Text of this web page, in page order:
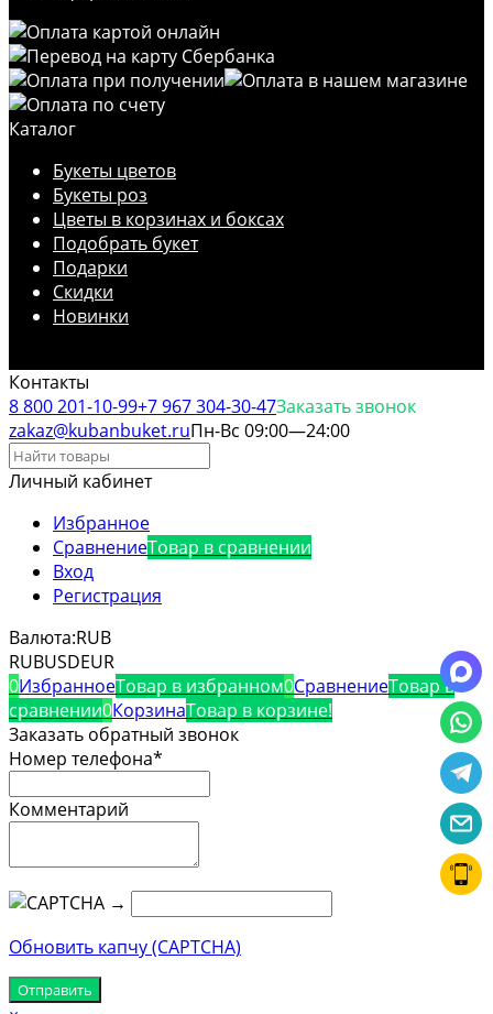
Каталог
Букеты цветов
Букеты роз
Цветы в корзинах и боксах
Подобрать букет
Подарки
Скидки
Новинки
Контакты
8 800 201-10-99+7 967 304-30-47Заказать звонок
zakaz@kubanbuket.ruПн-Вс 09:00—24:00
Личный кабинет
Избранное
СравнениеТовар в сравнении
Вход
Регистрация
Валюта:RUB
RUBUSDEUR
0ИзбранноеТовар в избранном0СравнениеТовар в
сравнении0КорзинаТовар в корзине!
Заказать обратный звонок
Номер телефона*
Комментарий
→
Обновить капчу (CAPTCHA)